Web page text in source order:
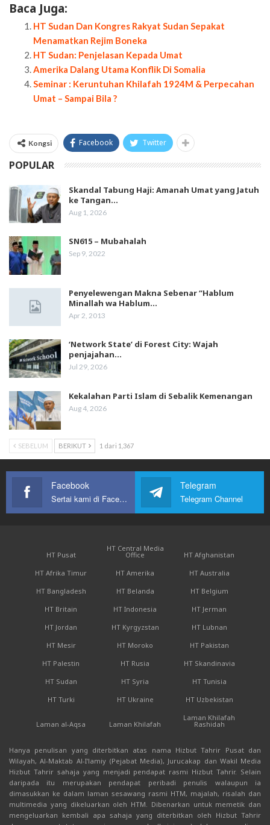
Baca Juga:
HT Sudan Dan Kongres Rakyat Sudan Sepakat
Menamatkan Rejim Boneka
HT Sudan: Penjelasan Kepada Umat
Amerika Dalang Utama Konflik Di Somalia
Seminar : Keruntuhan Khilafah 1924M & Perpecahan
Umat – Sampai Bila ?
Kongsi Facebook Twitter
POPULAR
Skandal Tabung Haji: Amanah Umat yang Jatuh
ke Tangan…
Aug 1, 2026
SN615 – Mubahalah
Sep 9, 2022
Penyelewengan Makna Sebenar “Hablum
Minallah wa Hablum…
Apr 2, 2013
‘Network State’ di Forest City: Wajah
penjajahan…
Jul 29, 2026
Kekalahan Parti Islam di Sebalik Kemenangan
Aug 4, 2026
SEBELUM BERIKUT 1 dari 1,367
Facebook
Sertai kami di Facebook
Telegram
Telegram Channel
HT Pusat
HT Central Media
Office
HT Afghanistan
HT Afrika Timur
HT Amerika
HT Australia
HT Bangladesh
HT Belanda
HT Belgium
HT Britain
HT Indonesia
HT Jerman
HT Jordan
HT Kyrgyzstan
HT Lubnan
HT Mesir
HT Moroko
HT Pakistan
HT Palestin
HT Rusia
HT Skandinavia
HT Sudan
HT Syria
HT Tunisia
HT Turki
HT Ukraine HT Uzbekistan
Laman al-Aqsa Laman Khilafah
Laman Khilafah
Rashidah
Hanya penulisan yang diterbitkan atas nama Hizbut Tahrir Pusat dan
Wilayah, Al-Maktab Al-I'lamiy (Pejabat Media), Jurucakap dan Wakil Media
Hizbut Tahrir sahaja yang menjadi pendapat rasmi Hizbut Tahrir. Selain
daripada itu merupakan pendapat peribadi penulis walaupun ia
dimasukkan ke dalam laman sesawang rasmi HTM, majalah, risalah dan
multimedia yang dikeluarkan oleh HTM. Dibenarkan untuk memetik dan
mengeluarkan kembali apa sahaja yang diterbitkan oleh Hizbut Tahrir